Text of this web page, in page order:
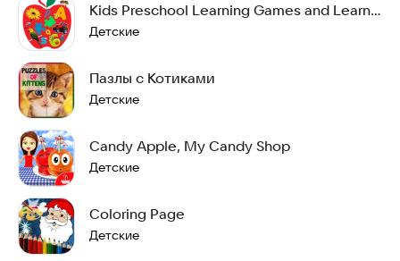
Kids Preschool Learning Games and Learn
Alphabets
Детские
Пазлы с Котиками
Детские
Candy Apple, My Candy Shop
Детские
Coloring Page
Детские